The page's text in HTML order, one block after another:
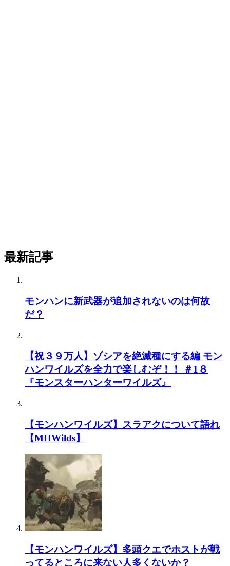
最新記事
モンハンに新武器が追加されないのは何故
だ？
【祝３９万人】ゾシアを絶滅種にする編 モン
ハンワイルズを全力で楽しむぞ！！ ＃1８
『モンスターハンターワイルズ』
【モンハンワイルズ】スラアクについて語れ
【MHWilds】
【モンハンワイルズ】多頭クエでホストが戦
ってるところに来ない人多くないか？